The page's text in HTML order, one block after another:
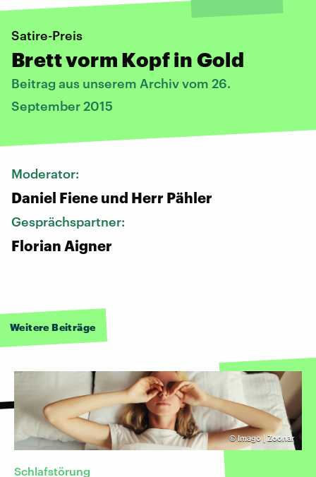
Satire-Preis
Brett vorm Kopf in Gold
Beitrag aus unserem Archiv vom 26.
September 2015
Moderator:
Daniel Fiene und Herr Pähler
Gesprächspartner:
Florian Aigner
Weitere Beiträge
©Imago | Zoonar
Schlafstörung